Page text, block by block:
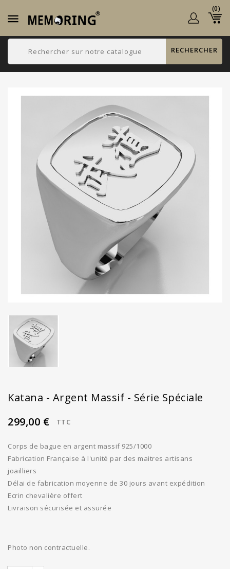

(0)
RECHERCHER
Katana - Argent Massif - Série Spéciale
299,00 €
TTC
Corps de bague en argent massif 925/1000
Fabrication Française à l'unité par des maitres artisans
joailliers
Délai de fabrication moyenne de 30 jours avant expédition
Ecrin chevalière offert
Livraison sécurisée et assurée
Photo non contractuelle.